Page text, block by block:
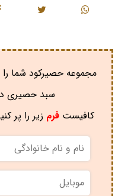
مجموعه حصیرکود شما
سبد حصیری
کافیستفرم زیر را پر
نام
و
نام
خانوادگی
موبایل